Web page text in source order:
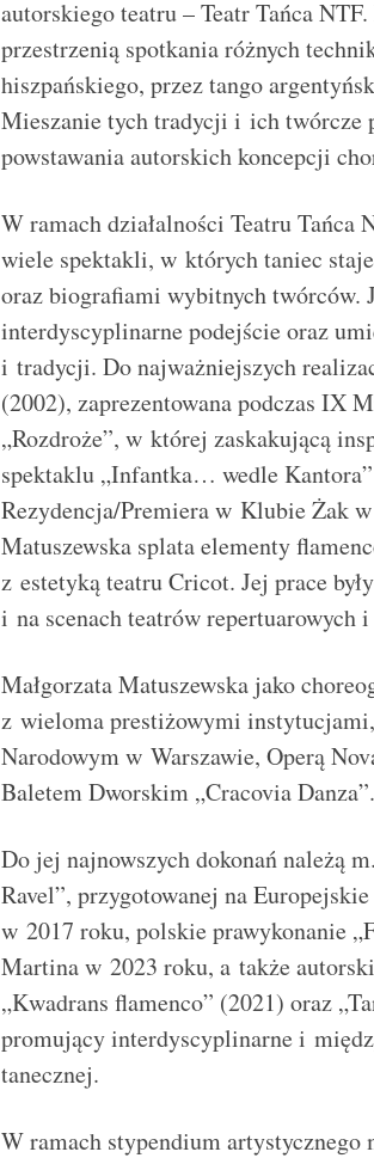
autorskiego teatru – Teatr Tańca
przestrzenią spotkania różnych
hiszpańskiego, przez tango
Mieszanie tych tradycji i ich twórcze
powstawania autorskich koncepcji
W ramach działalności Teatru Tańca
wiele spektakli, w których taniec
oraz biografiami wybitnych twórców.
interdyscyplinarne podejście oraz
i tradycji. Do najważniejszych
(2002), zaprezentowana podczas IX
„Rozdroże”, w której zaskakującą
spektaklu „Infantka… wedle
Rezydencja/Premiera w Klubie Żak
Matuszewska splata elementy
z estetyką teatru Cricot. Jej prace
i na scenach teatrów repertuarowych
Małgorzata Matuszewska jako
z wieloma prestiżowymi
Narodowym w Warszawie, Operą
Baletem Dworskim „Cracovia Danza”.
Do jej najnowszych dokonań należą
Ravel”, przygotowanej na
w 2017 roku, polskie prawykonanie
Martina w 2023 roku, a także
„Kwadrans flamenco” (2021) oraz
promujący interdyscyplinarne i
tanecznej.
W ramach stypendium artystycznego